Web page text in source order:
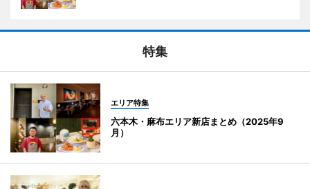
特集
エリア特集
六本木・麻布エリア新店まとめ（2025年9
月）